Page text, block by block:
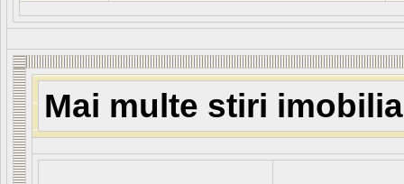
Mai multe stiri